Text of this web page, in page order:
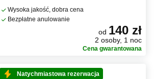
Wysoka jakość, dobra cena
Bezpłatne anulowanie
od 140 zł
2 osoby, 1 noc
Cena gwarantowana
Natychmiastowa rezerwacja